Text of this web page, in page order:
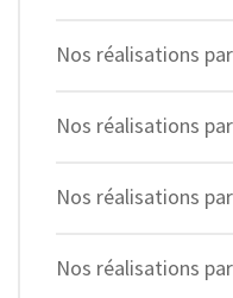
Nos réalisations
Nos réalisations
Nos réalisations
Nos réalisations